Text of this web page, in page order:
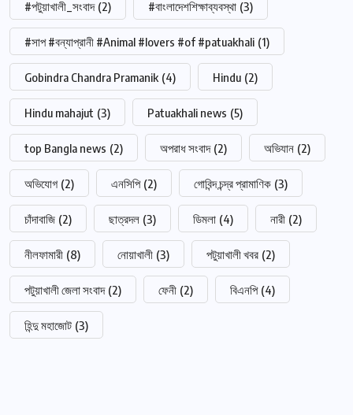
#পটুয়াখালী_সংবাদ (2) #বাংলাদেশশিক্ষাব্যবস্থা (3)
#সাপ #বন্যাপ্রানী #Animal #lovers #of #patuakhali (1)
Gobindra Chandra Pramanik (4) Hindu (2)
Hindu mahajut (3) Patuakhali news (5)
top Bangla news (2) অপরাধ সংবাদ (2) অভিযান (2)
অভিযোগ (2) এনসিপি (2) গোবিন্দ চন্দ্র প্রামাণিক (3)
চাঁদাবাজি (2) ছাত্রদল (3) ডিমলা (4) নারী (2)
নীলফামারী (8) নোয়াখালী (3) পটুয়াখালী খবর (2)
পটুয়াখালী জেলা সংবাদ (2) ফেনী (2) বিএনপি (4)
হিন্দু মহাজোট (3)